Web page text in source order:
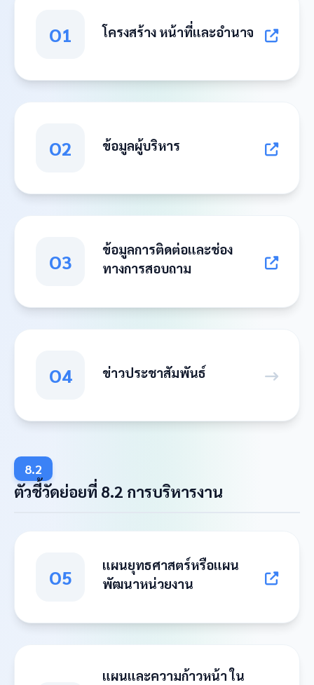
O1 โครงสร้าง หน้าที่และอำนาจ
O2 ข้อมูลผู้บริหาร
O3
ข้อมูลการติดต่อและช่อง
ทางการสอบถาม
O4 ข่าวประชาสัมพันธ์
8.2
ตัวชี้วัดย่อยที่ 8.2 การบริหารงาน
O5
แผนยุทธศาสตร์หรือแผน
พัฒนาหน่วยงาน
แผนและความก้าวหน้า ใน